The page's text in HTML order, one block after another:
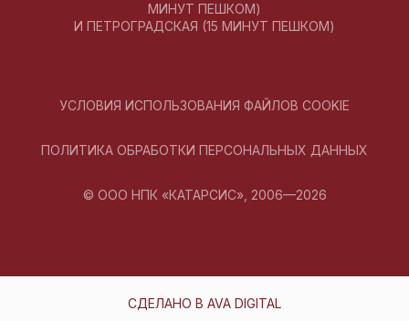
МИНУТ ПЕШКОМ)
И ПЕТРОГРАДСКАЯ (15 МИНУТ ПЕШКОМ)
УСЛОВИЯ ИСПОЛЬЗОВАНИЯ ФАЙЛОВ COOKIE
ПОЛИТИКА ОБРАБОТКИ ПЕРСОНАЛЬНЫХ ДАННЫХ
© ООО НПК «КАТАРСИС», 2006—2026
СДЕЛАНО В AVA DIGITAL